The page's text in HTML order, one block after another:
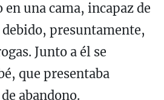
una cama, incapaz de
presuntamente,
Junto a él se
que presentaba
abandono.